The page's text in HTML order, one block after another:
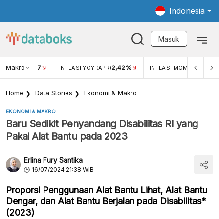
Indonesia
Masuk
Makro
USD/IDR 17 INFLASI YOY (APR)2,42% INFLASI MOM (MAR)
Home Data Stories Ekonomi & Makro
EKONOMI & MAKRO
Baru Sedikit Penyandang Disabilitas RI yang
Pakai Alat Bantu pada 2023
Erlina Fury Santika
16/07/2024 21:38 WIB
Proporsi Penggunaan Alat Bantu Lihat, Alat Bantu
Dengar, dan Alat Bantu Berjalan pada Disabilitas*
(2023)